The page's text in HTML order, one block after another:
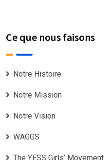
Ce que nous faisons
Notre Histoire
Notre Mission
Notre Vision
WAGGS
The YESS Girls’ Movement